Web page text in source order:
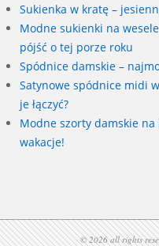
Sukienka w kratę –
Modne sukienki na
pójść o tej porze roku
Spódnice damskie –
Satynowe spódnice midi
je łączyć?
Modne szorty damskie
wakacje!
© 2026 all rights